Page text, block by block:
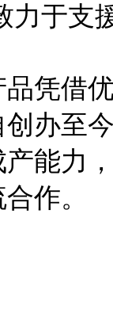
力于支
借优
办至
能力
作。